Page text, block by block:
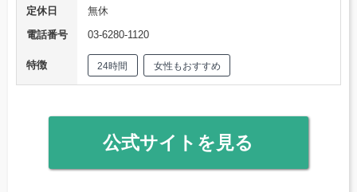
定休日
無休
電話番号
03-6280-1120
特徴 24時間 女性もおすすめ
公式サイトを見る